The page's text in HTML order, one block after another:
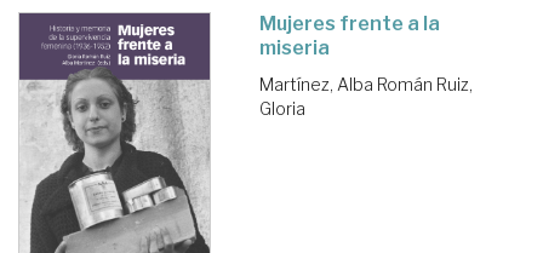
Mujeres frente a la
miseria
Martínez, Alba Román Ruiz,
Gloria